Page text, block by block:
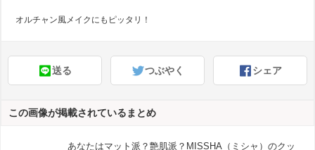
オルチャン風メイクにもピッタリ！
送る つぶやく シェア
この画像が掲載されているまとめ
あなたはマット派？艶肌派？MISSHA（ミシャ）のクッ